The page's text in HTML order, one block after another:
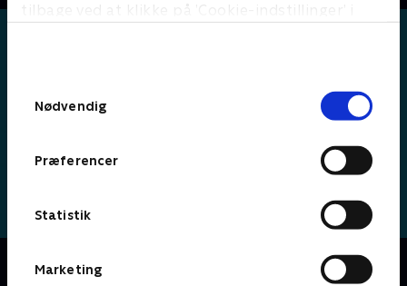
tilbage ved at klikke på ’Cookie-indstillinger’ i
Nødvendig
Præferencer
Statistik
Marketing
Om Simon